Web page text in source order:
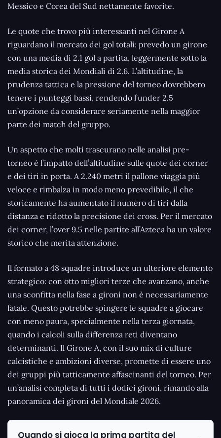
Messico e Corea del Sud nettamente favorite.
Le quote che trovo più interessanti nel Girone A
riguardano il mercato dei gol totali: prevedo un girone
con una media di 2.1 gol a partita, leggermente sotto la
media storica dei Mondiali di 2.6. L’altitudine, la
prudenza tattica e la pressione del torneo dovrebbero
tenere i punteggi bassi, rendendo l’under 2.5
un’opzione da considerare seriamente nella maggior
parte dei match del gruppo.
Un aspetto che molti trascurano nelle analisi pre-
torneo è l’impatto dell’altitudine sulle quote dei corner
e dei tiri in porta. A 2.240 metri il pallone viaggia più
veloce e rimbalza in modo meno prevedibile, il che
storicamente ha aumentato il numero di tiri dalla
distanza e ridotto la precisione dei cross. Per il mercato
dei corner, l’over 9.5 nelle partite all’Azteca ha un valore
storico che merita attenzione.
Il formato a 48 squadre introduce un ulteriore elemento
strategico: con otto migliori terze che avanzano, anche
una sconfitta nella fase a gironi non è necessariamente
fatale. Questo potrebbe spingere le squadre a giocare
con meno paura, specialmente nella terza giornata,
quando i calcoli sulla differenza reti diventano
determinanti. Il Girone A, con il suo mix di culture
calcistiche e ambizioni diverse, promette di essere uno
dei gruppi più tatticamente affascinanti del torneo. Per
un’analisi completa di tutti i dodici gironi, rimando alla
panoramica dei gironi del Mondiale 2026.
Quando si gioca la prima partita del